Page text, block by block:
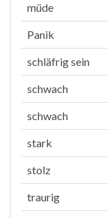
müde
Panik
schläfrig sein
schwach
schwach
stark
stolz
traurig